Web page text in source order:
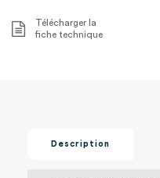
Télécharger la
fiche technique
Description